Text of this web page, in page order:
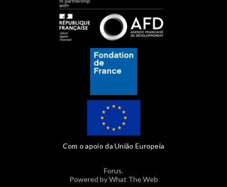
Com o apoio da União Europeia
Forus.
Powered by What The Web